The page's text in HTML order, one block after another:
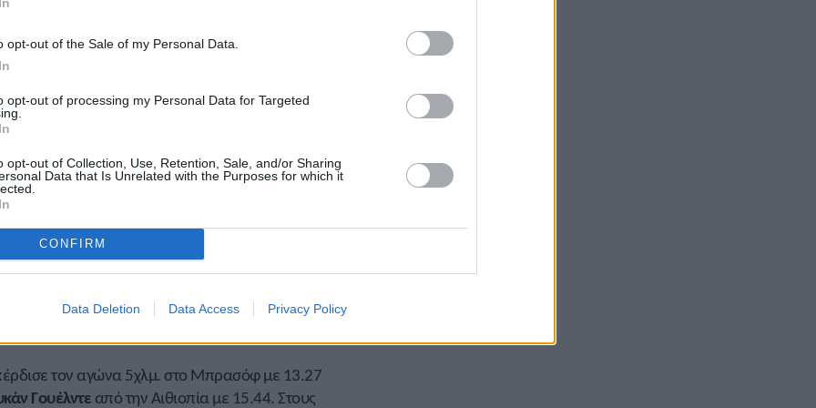
opt-out of the Sale of my Personal Data.
opt-out of processing my Personal Data for Targeted
opt-out of Collection, Use, Retention, Sale, and/or Sharing
Data that Is Unrelated with the Purposes for which it
CONFIRM
Data Deletion Data Access Privacy Policy
2:22.23 και 2:59.13 αντίστοιχα.
2:17.57 και 2:36.20 αντίστοιχα. Παράλληλα
10χλμ. στο Γκολένιοφ, με τον
το πολωνικό πρωτάθλημα 10χλμ. στις γυναίκες
τον αγώνα 5χλμ. στο Μπρασόφ με 13.27
Γουέλντε από την Αιθιοπία με 15.44. Στους